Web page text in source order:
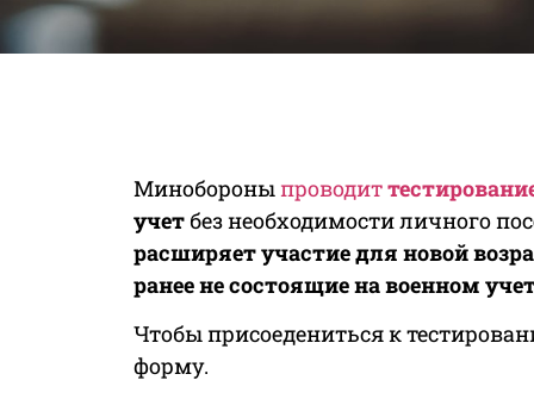
Минобороныпроводит
учет без необходимости личного
расширяет участие для новой
ранее не состоящие на военном
Чтобы присоедениться к
форму.